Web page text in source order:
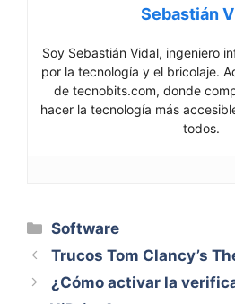
Sebastián
Soy Sebastián Vidal, ingeniero
por la tecnología y el bricolaje.
de tecnobits.com, donde
hacer la tecnología más
todos.
Categorías
Software
Trucos Tom Clancy’s
¿Cómo activar la